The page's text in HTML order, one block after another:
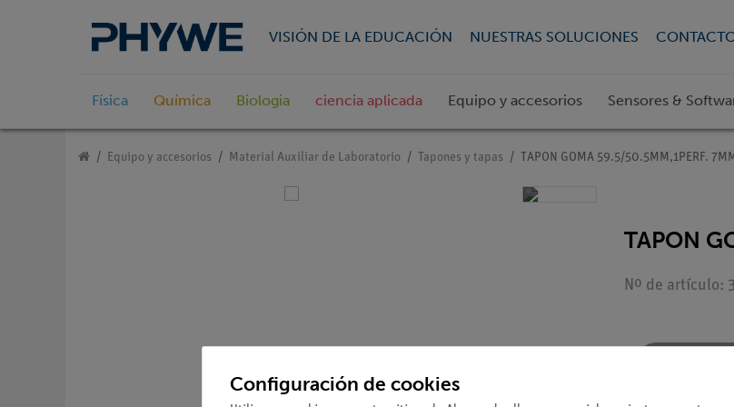
VISIÓN DE LA EDUCACIÓN NUESTRAS SOLUCIONES
Física Química Biologia ciencia aplicada Equipo y accesorios Sensores &
Equipo y accesorios Material Auxiliar de Laboratorio Tapones y tapas TAPON GOMA 59.5/50.5MM,1PERF.
TAPON
Nº de artículo:
Configuración de cookies